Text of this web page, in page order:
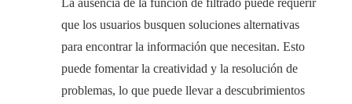
que los usuarios busquen soluciones alternativas
para encontrar la información que necesitan. Esto
puede fomentar la creatividad y la resolución de
problemas, lo que puede llevar a descubrimientos